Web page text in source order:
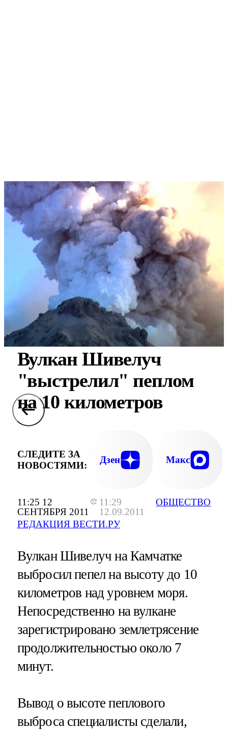
11:25 12
СЕНТЯБРЯ 2011
11:29
12.09.2011
РЕДАКЦИЯ ВЕСТИ.РУ
ОБЩЕСТВО
Вулкан Шивелуч
"выстрелил" пеплом
на 10 километров
СЛЕДИТЕ ЗА
НОВОСТЯМИ:
Дзен Макс
Вулкан Шивелуч на Камчатке
выбросил пепел на высоту до 10
километров над уровнем моря.
Непосредственно на вулкане
зарегистрировано землетрясение
продолжительностью около 7
минут.
Вывод о высоте пеплового
выброса специалисты сделали,